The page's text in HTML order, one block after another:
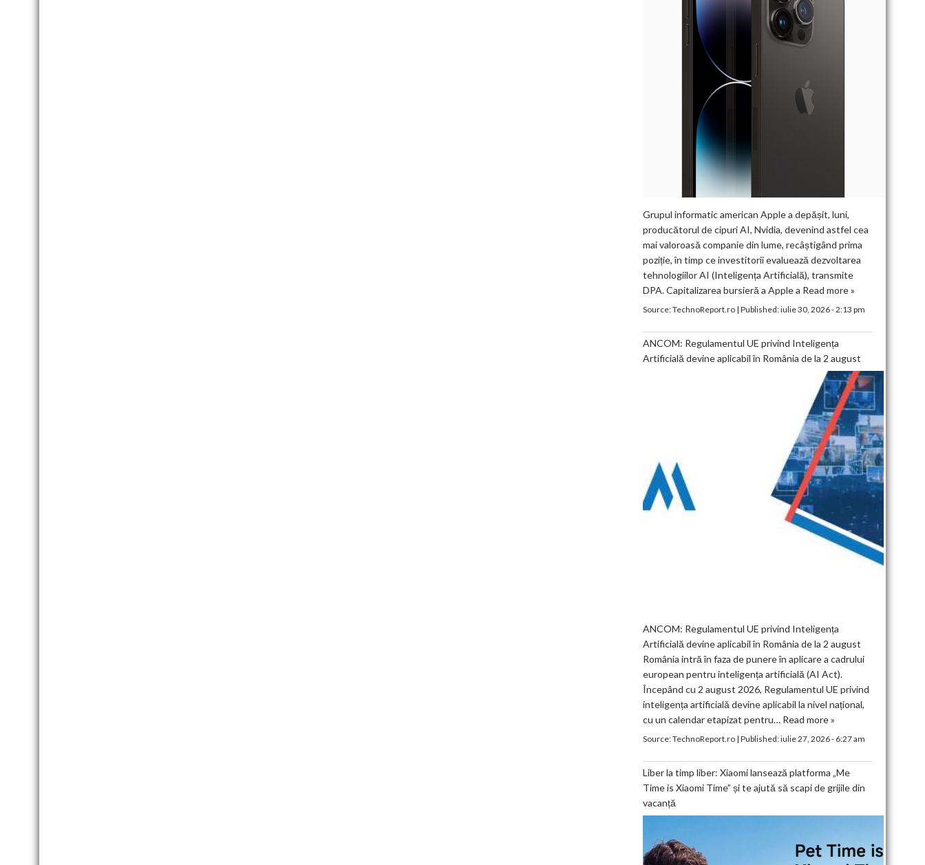
Grupul informatic american Apple a depășit, luni,
producătorul de cipuri AI, Nvidia, devenind astfel cea
mai valoroasă companie din lume, recâștigând prima
poziție, în timp ce investitorii evaluează dezvoltarea
tehnologiilor AI (Inteligența Artificială), transmite
DPA. Capitalizarea bursieră a Apple a Read more »
Source:TechnoReport.ro| Published:iulie 30, 2026 - 2:13 pm
ANCOM: Regulamentul UE privind Inteligența
Artificială devine aplicabil în România de la 2 august
ANCOM: Regulamentul UE privind Inteligența
Artificială devine aplicabil în România de la 2 august
România intră în faza de punere în aplicare a cadrului
european pentru inteligența artificială (AI Act).
Începând cu 2 august 2026, Regulamentul UE privind
inteligența artificială devine aplicabil la nivel național,
cu un calendar etapizat pentru… Read more »
Source:TechnoReport.ro| Published:iulie 27, 2026 - 6:27 am
Liber la timp liber: Xiaomi lansează platforma „Me
Time is Xiaomi Time” și te ajută să scapi de grijile din
vacanță